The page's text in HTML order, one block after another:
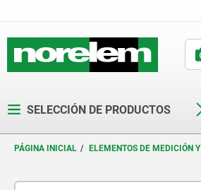
SELECCIÓN DE PRODUCTOS
PÁGINA INICIAL ELEMENTOS DE MEDICIÓN